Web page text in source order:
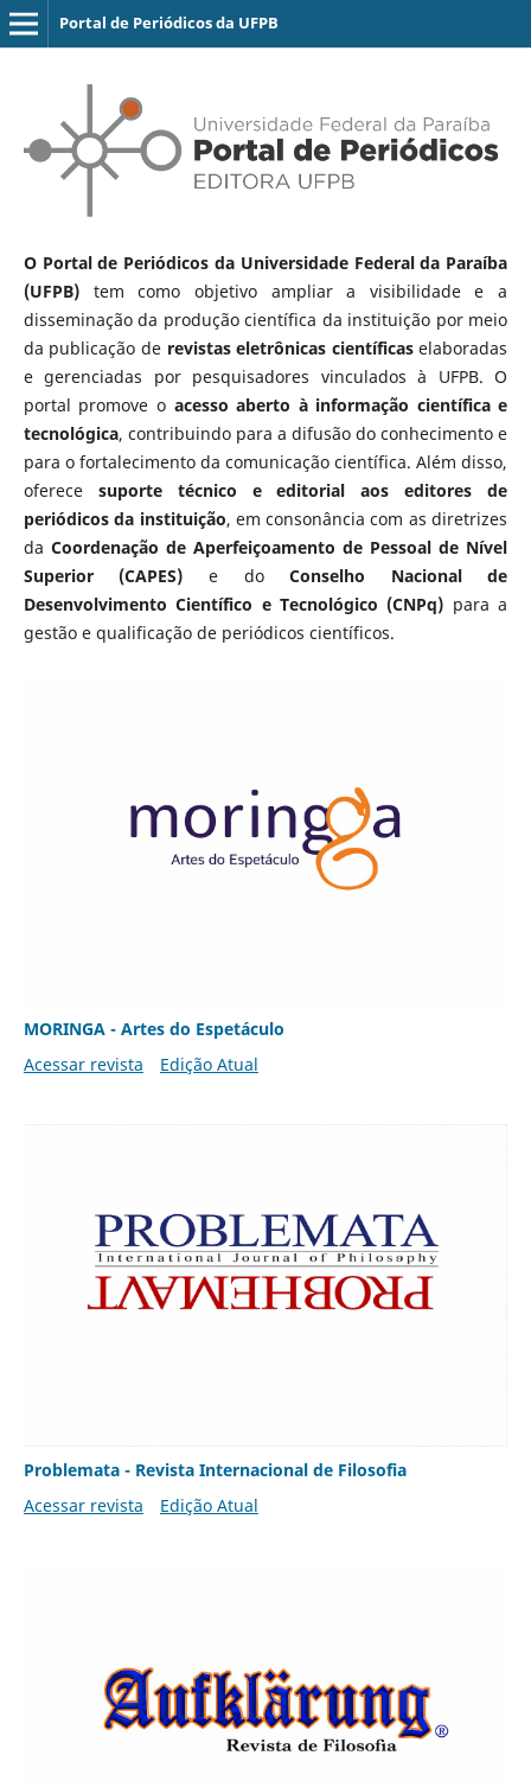
Portal de Periódicos da UFPB
O Portal de Periódicos da Universidade Federal da Paraíba
(UFPB)tem como objetivo ampliar a visibilidade e a
disseminação da produção científica da instituição por meio
da publicação de revistas eletrônicas científicaselaboradas
e gerenciadas por pesquisadores vinculados à UFPB. O
portal promove o acesso aberto à informação científica e
tecnológica, contribuindo para a difusão do conhecimento e
para o fortalecimento da comunicação científica. Além disso,
oferece suporte técnico e editorial aos editores de
periódicos da instituição, em consonância com as diretrizes
da Coordenação de Aperfeiçoamento de Pessoal de Nível
Superior (CAPES) e doConselho Nacional de
Desenvolvimento Científico e Tecnológico (CNPq) para a
gestão e qualificação de periódicos científicos.
MORINGA - Artes do Espetáculo
Acessar revista
Edição Atual
Problemata - Revista Internacional de Filosofia
Acessar revista
Edição Atual